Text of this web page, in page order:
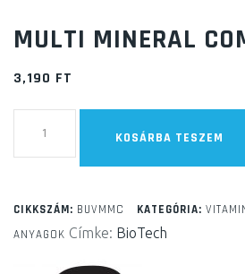
MULTI MINERAL
3,190 FT
KOSÁRBA TESZEM
CIKKSZÁM: BUVMMC KATEGÓRIA:
ANYAGOK Címke: BioTech